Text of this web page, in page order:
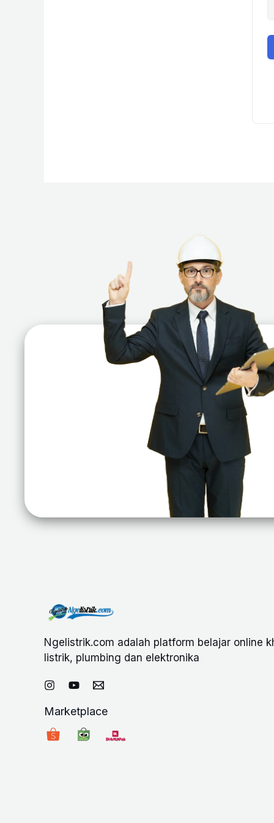
Ngelistrik.com adalah platform belajar online
listrik, plumbing dan elektronika
Marketplace